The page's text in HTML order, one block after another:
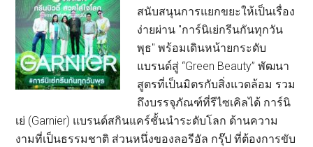
สนับสนุนการแยกขยะให้เป็นเรื่อง
ง่ายผ่าน "การ์นิเย่กรีนกันทุกวัน
พุธ" พร้อมเดินหน้ายกระดับ
แบรนด์สู่ “Green Beauty” พัฒนา
สูตรที่เป็นมิตรกับสิ่งแวดล้อม รวม
ถึงบรรจุภัณฑ์ที่รีไซเคิลได้ การ์นิ
เย่ (Garnier) แบรนด์สกินแคร์ชั้นนำระดับโลก ด้านความ
งามที่เป็นธรรมชาติ ส่วนหนึ่งของลอรีอัล กรุ๊ป ที่ต้องการขับ